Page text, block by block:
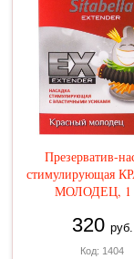
Презерватив-
стимулирующая
МОЛОДЕЦ, 1
320 руб.
Код: 1404